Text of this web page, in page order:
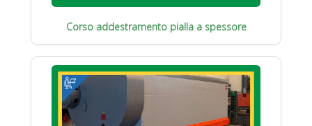
Corso addestramento pialla a spessore